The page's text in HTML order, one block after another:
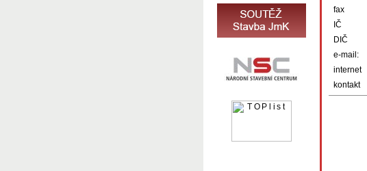
fax
IČ
DIČ
e-mail:
internet
kontakt